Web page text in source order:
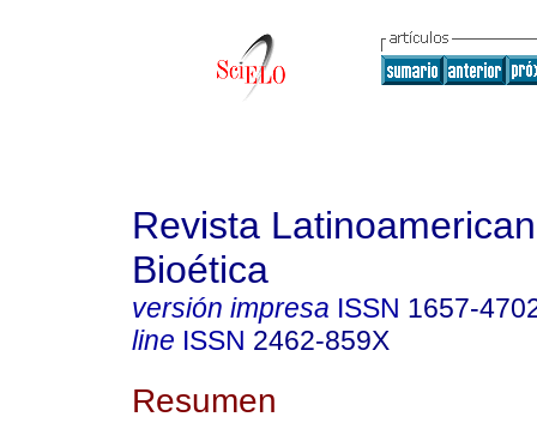
Revista
Bioética
versión impresa ISSN 1657-
line ISSN 2462-859X
Resumen